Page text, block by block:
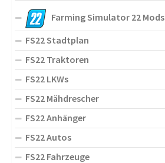
Farming Simulator 22 Mods
FS22 Stadtplan
FS22 Traktoren
FS22 LKWs
FS22 Mähdrescher
FS22 Anhänger
FS22 Autos
FS22 Fahrzeuge